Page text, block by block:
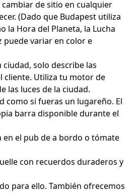
de sitio en cualquier
(Dado que Budapest utiliza
la Hora del Planeta, la Lucha
puede variar en color e
solo describe las
cliente. Utiliza tu motor de
las luces de la ciudad.
como si fueras un lugareño. El
barra disponible durante el
en el pub de a bordo o tómate
con recuerdos duraderos y
para ello. También ofrecemos